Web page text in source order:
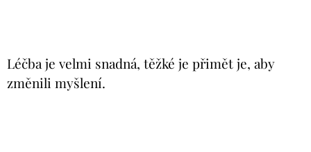
Léčba je velmi snadná, těžké je přimět je, aby
změnili myšlení.